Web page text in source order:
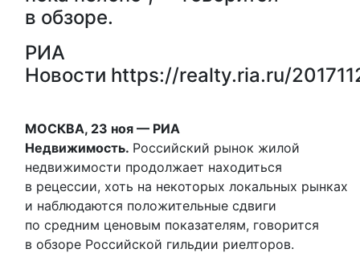
в обзоре.
РИА
Новости https://realty.ria.ru/
МОСКВА, 23 ноя — РИА
Недвижимость. Российский рынок жилой
недвижимости продолжает находиться
в рецессии, хоть на некоторых локальных рынках
и наблюдаются положительные сдвиги
по средним ценовым показателям, говорится
в обзоре Российской гильдии риелторов.